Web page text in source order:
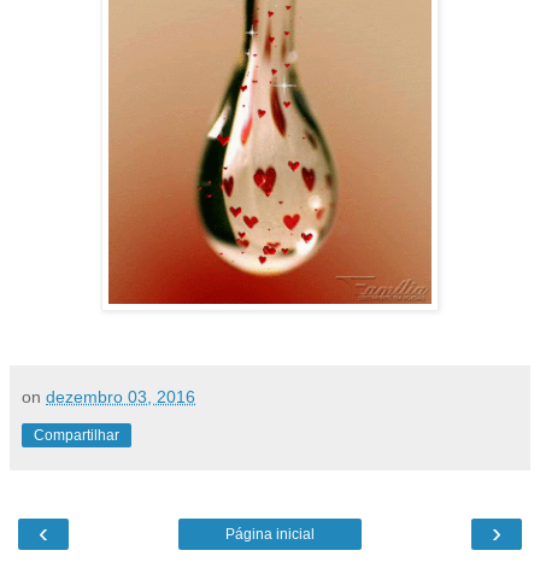
on dezembro 03, 2016
Compartilhar
‹ ›
Página inicial